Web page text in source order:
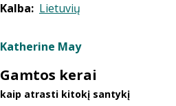
Kalba: Lietuvių
Katherine May
Gamtos kerai
kaip atrasti kitokį santykį